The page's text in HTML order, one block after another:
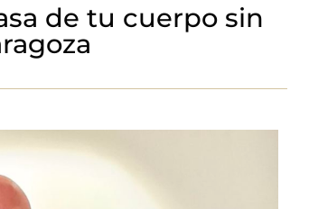
de tu cuerpo sin